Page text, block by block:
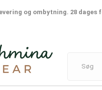
og ombytning. 28